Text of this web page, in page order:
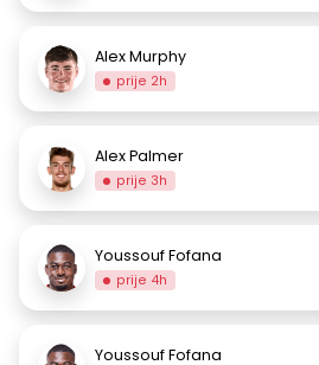
Alex Murphy
prije 2h
Alex Palmer
prije 3h
Youssouf Fofana
prije 4h
Youssouf Fofana